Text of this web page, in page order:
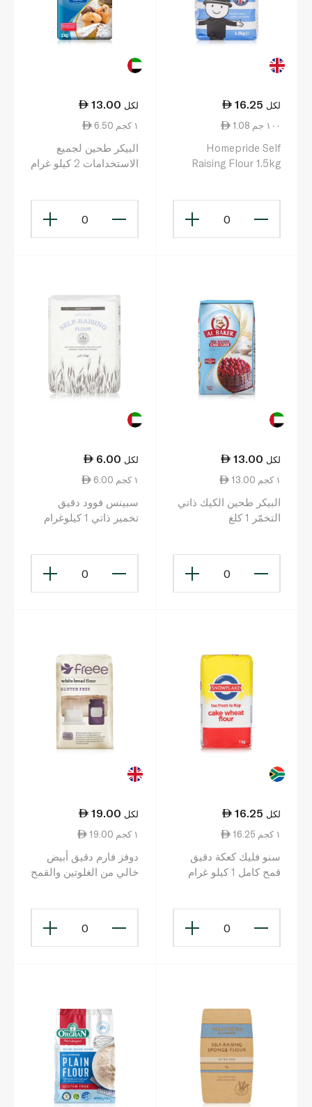
16.25 لكل
1.08 ١٠٠ جم
Homepride Self
Raising Flour 1.5kg
0
13.00 لكل
6.50 ١ كجم
البيكر طحين لجميع
الاستخدامات 2 كيلو غرام
0
13.00 لكل
13.00 ١ كجم
البيكر طحين الكيك ذاتي
التخمّر 1 كلغ
0
6.00 لكل
6.00 ١ كجم
سبينس فوود دقيق
تخمير ذاتي 1 كيلوغرام
0
16.25 لكل
16.25 ١ كجم
سنو فليك كعكة دقيق
قمح كامل 1 كيلو غرام
0
19.00 لكل
19.00 ١ كجم
دوفز فارم دقيق أبيض
خالي من الغلوتين والقمح
0